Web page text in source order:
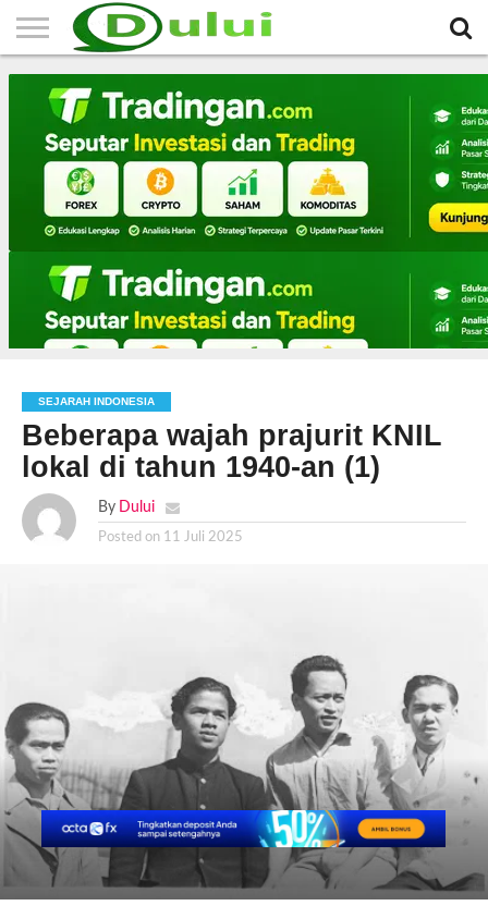
HOME
TERBARU
BERITA
SEJARAH
KOMUNITAS
IKLAN
GRATIS
RELIGI
LAINNYA
MITRA
SEJARAH INDONESIA
Beberapa wajah prajurit KNIL
lokal di tahun 1940-an (1)
By Dului
Posted on 11 Juli 2025